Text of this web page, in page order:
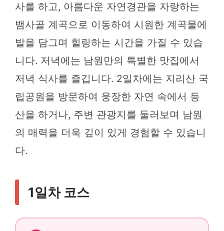
사를 하고, 아름다운 자연경관을 자랑하는
뱀사골 계곡으로 이동하여 시원한 계곡물에
발을 담그며 힐링하는 시간을 가질 수 있습
니다. 저녁에는 남원만의 특별한 맛집에서
저녁 식사를 즐깁니다. 2일차에는 지리산 국
립공원을 방문하여 웅장한 자연 속에서 등
산을 하거나, 주변 관광지를 둘러보며 남원
의 매력을 더욱 깊이 있게 경험할 수 있습니
다.
1일차 코스